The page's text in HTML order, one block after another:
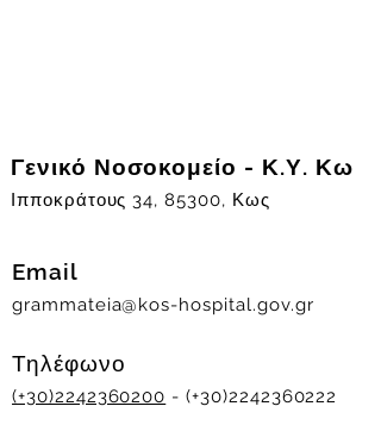
Γενικό Νοσοκομείο - Κ.Υ. Κω
Ιπποκράτους 34, 85300, Κως
Email
grammateia@kos-hospital.gov.gr
Τηλέφωνο
(+30)2242360200 - (+30)2242360222